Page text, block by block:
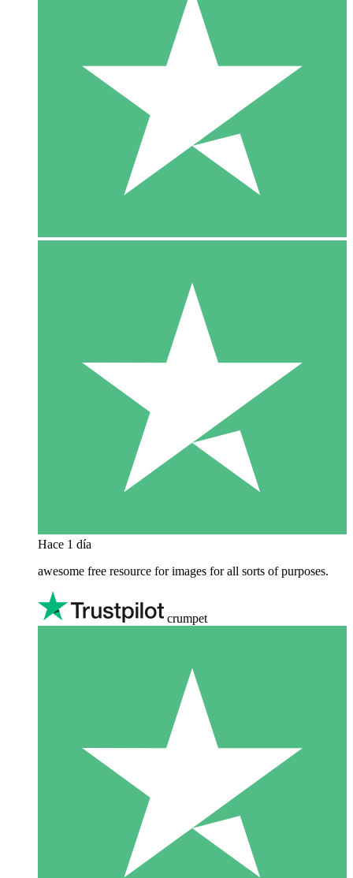
Hace 1 día
awesome free resource for images for all sorts of purposes.
crumpet